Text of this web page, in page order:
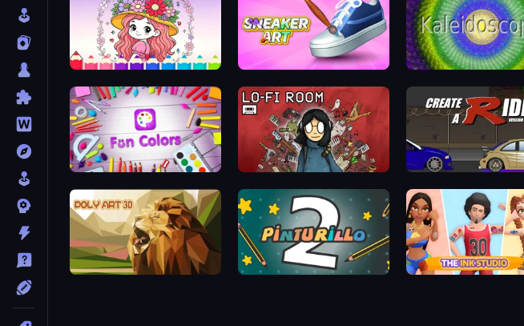
Love Colors Sneaker Art Kaleidoscope
Fun Colors Lofi Room Create-A-Ride
Poly Art Pinturillo 2 The Ink Studio